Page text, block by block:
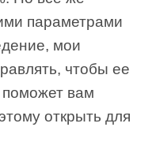
параметрами
мои
чтобы ее
вам
открыть для